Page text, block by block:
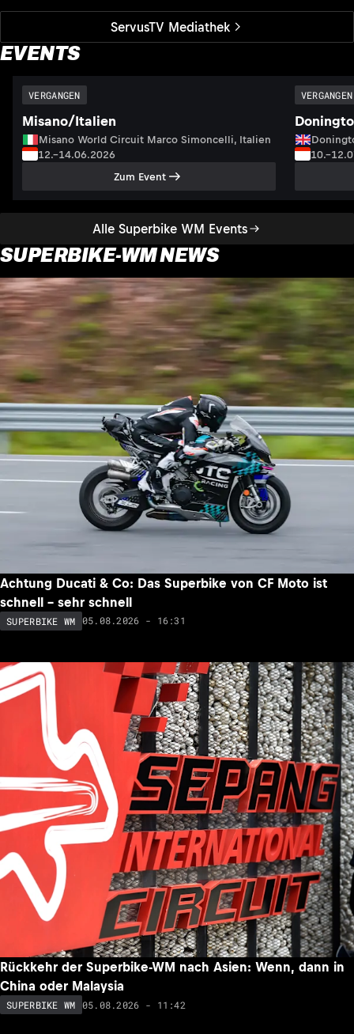
ServusTV Mediathek
EVENTS
Alle Superbike WM Events
VERGANGEN
Misano/Italien
Misano World Circuit Marco Simoncelli, Italien
12.–14.06.2026
Zum Event
VERGANGEN
SUPERBIKE-WM NEWS
Achtung Ducati & Co: Das Superbike von CF Moto ist
schnell – sehr schnell
SUPERBIKE WM 05.08.2026 - 16:31
Rückkehr der Superbike-WM nach Asien: Wenn, dann in
China oder Malaysia
SUPERBIKE WM 05.08.2026 - 11:42